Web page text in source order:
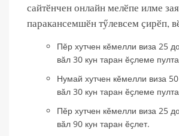
сайтӗнчен онлайн мелӗпе илме
паракансемшӗн тӳлевсем ҫирӗп,
Пӗр хутчен кӗмелли виза 25
вӑл 30 кун таран ӗҫлеме
Нумай хутчен кӗмелли виза
вӑл 30 кун таран ӗҫлеме
Пӗр хутчен кӗмелли виза 25
вӑл 90 кун таран ӗҫлет.